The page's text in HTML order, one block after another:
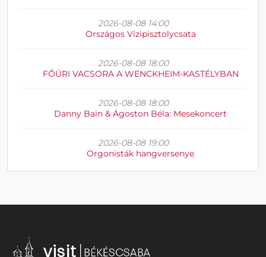
2026-08-08 14:00
Országos Vízipisztolycsata
2026-08-08 18:00
FŐÚRI VACSORA A WENCKHEIM-KASTÉLYBAN
2026-08-08 18:00
Danny Bain & Ágoston Béla: Mesekoncert
2026-08-08 19:00
Orgonisták hangversenye